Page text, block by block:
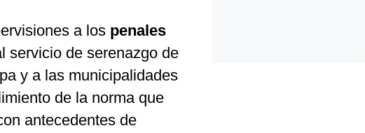
a los penales
servicio de serenazgo de
y a las municipalidades
de la norma que
antecedentes de